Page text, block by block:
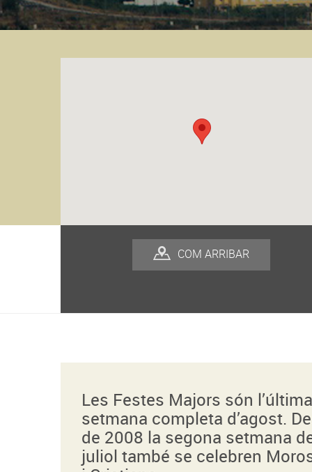
COM ARRIBAR
Les Festes Majors són l’última
setmana completa d’agost.
de 2008 la segona setmana
juliol també se celebren